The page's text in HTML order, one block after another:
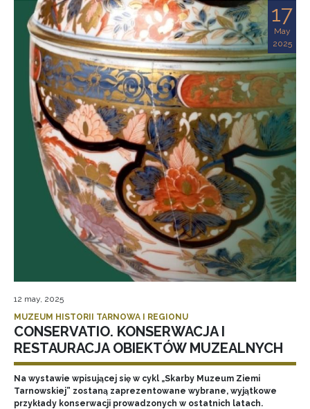
17
May
2025
12 may, 2025
MUZEUM HISTORII TARNOWA I REGIONU
CONSERVATIO. KONSERWACJA I
RESTAURACJA OBIEKTÓW MUZEALNYCH
Na wystawie wpisującej się w cykl „Skarby Muzeum Ziemi
Tarnowskiej” zostaną zaprezentowane wybrane, wyjątkowe
przykłady konserwacji prowadzonych w ostatnich latach.